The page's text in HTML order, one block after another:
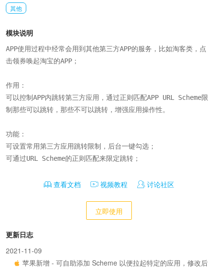
其他
模块说明
APP使用过程中经常会用到其他第三方APP的服务，比如淘客类，点
击领券唤起淘宝的APP；
作用：
可以控制APP内跳转第三方应用，通过正则匹配APP URL Scheme限
制那些可以跳转，那些不可以跳转，增强应用操作性。
功能：
可设置常用第三方应用跳转限制，后台一键勾选；
可通过URL Scheme的正则匹配来限定跳转；
查看文档 视频教程 讨论社区
立即使用
更新日志
2021-11-09
苹果新增 - 可自助添加 Scheme 以便拉起特定的应用，修改后